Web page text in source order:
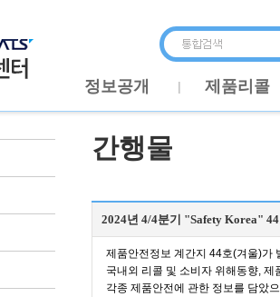
정보공개 제품리콜
간행물
2024년 4/4분기 "Safety Korea"
제품안전정보 계간지 44호(겨울)가
국내외 리콜 및 소비자 위해동향, 제
각종 제품안전에 관한 정보를 담았